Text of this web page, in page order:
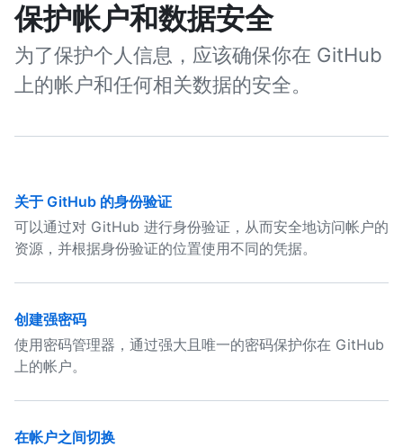
保护帐户和数据安全
为了保护个人信息，应该确保你在 GitHub
上的帐户和任何相关数据的安全。
关于 GitHub 的身份验证
可以通过对 GitHub 进行身份验证，从而安全地访问帐户的
资源，并根据身份验证的位置使用不同的凭据。
创建强密码
使用密码管理器，通过强大且唯一的密码保护你在 GitHub
上的帐户。
在帐户之间切换